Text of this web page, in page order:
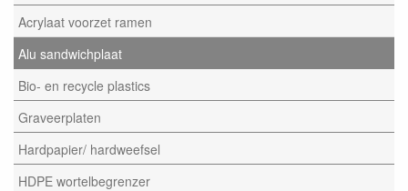
Acrylaat voorzet ramen
Alu sandwichplaat
Bio- en recycle plastics
Graveerplaten
Hardpapier/ hardweefsel
HDPE wortelbegrenzer